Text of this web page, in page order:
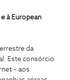
à European
da
Este consórcio
– aos